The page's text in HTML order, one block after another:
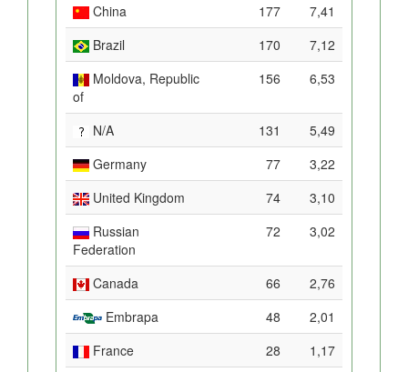
China
177
7,41
Brazil
170
7,12
Moldova, Republic
of
156 6,53
N/A 131
5,49
Germany
77
3,22
United Kingdom
74
3,10
Russian
Federation
72 3,02
Canada 66
2,76
Embrapa
48
2,01
France
28
1,17